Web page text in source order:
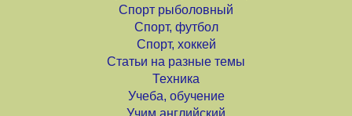
Спорт рыболовный
Спорт, футбол
Спорт, хоккей
Статьи на разные темы
Техника
Учеба, обучение
Учим английский